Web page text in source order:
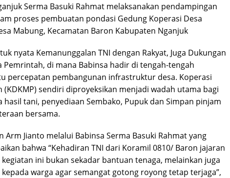
Serma Basuki Rahmat melaksanakan pendampingan
proses pembuatan pondasi Gedung Koperasi Desa
Mabung, Kecamatan Baron Kabupaten Nganjuk
nyata Kemanunggalan TNI dengan Rakyat, Juga Dukungan
Pemrintah, di mana Babinsa hadir di tengah-tengah
percepatan pembangunan infrastruktur desa. Koperasi
(KDKMP) sendiri diproyeksikan menjadi wadah utama bagi
tani, penyediaan Sembako, Pupuk dan Simpan pinjam
bersama.
Jianto melalui Babinsa Serma Basuki Rahmat yang
bahwa “Kehadiran TNI dari Koramil 0810/ Baron jajaran
ini bukan sekadar bantuan tenaga, melainkan juga
warga agar semangat gotong royong tetap terjaga”,